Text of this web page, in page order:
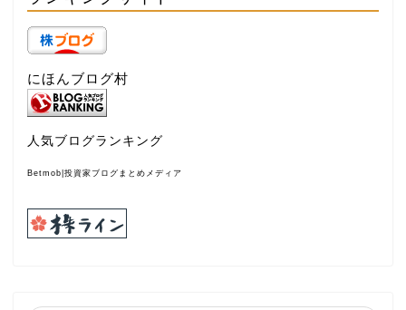
にほんブログ村
人気ブログランキング
Betmob|投資家ブログまとめメディア